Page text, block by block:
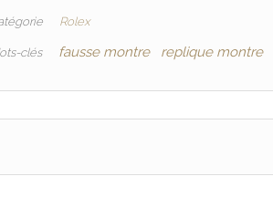
Rolex
clés fausse montre replique montre